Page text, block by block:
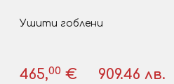
Ушити гоблени
465,00 € 909.46 лв.